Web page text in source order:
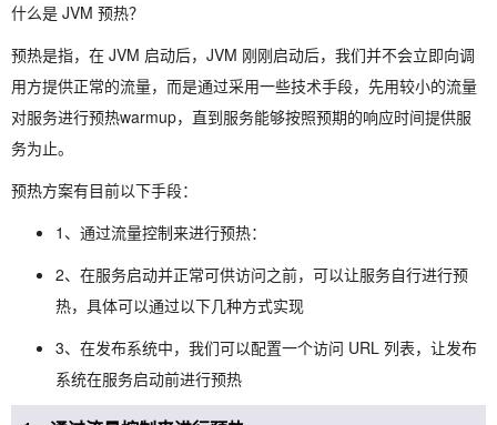
什么是 JVM 预热？
预热是指，在 JVM 启动后，JVM 刚刚启动后，我们并不会立即向调
用方提供正常的流量，而是通过采用一些技术手段，先用较小的流量
对服务进行预热warmup，直到服务能够按照预期的响应时间提供服
务为止。
预热方案有目前以下手段：
1、通过流量控制来进行预热：
2、在服务启动并正常可供访问之前，可以让服务自行进行预
热，具体可以通过以下几种方式实现
3、在发布系统中，我们可以配置一个访问 URL 列表，让发布
系统在服务启动前进行预热